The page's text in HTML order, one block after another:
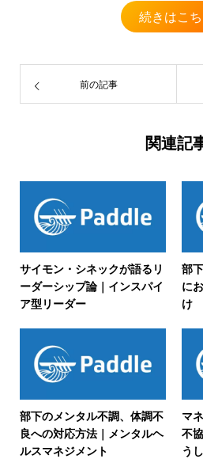
続きはこ
前の記事
関連記
サイモン・シネックが語るリ
ーダーシップ論｜インスパイ
ア型リーダー
部
に
け
部下のメンタル不調、体調不
良への対応方法｜メンタルヘ
ルスマネジメント
マ
不
う